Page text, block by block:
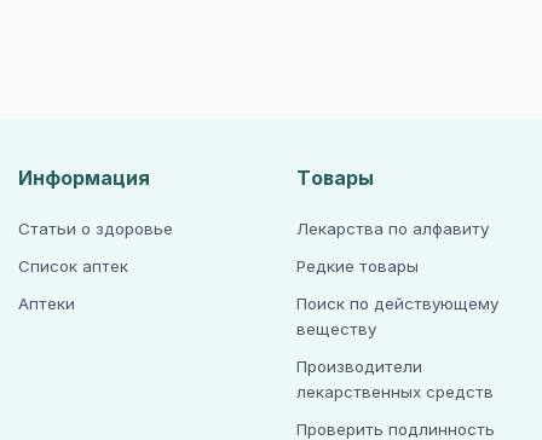
Информация
Статьи о здоровье
Список аптек
Аптеки
Товары
Лекарства по алфавиту
Редкие товары
Поиск по действующему
веществу
Производители
лекарственных средств
Проверить подлинность